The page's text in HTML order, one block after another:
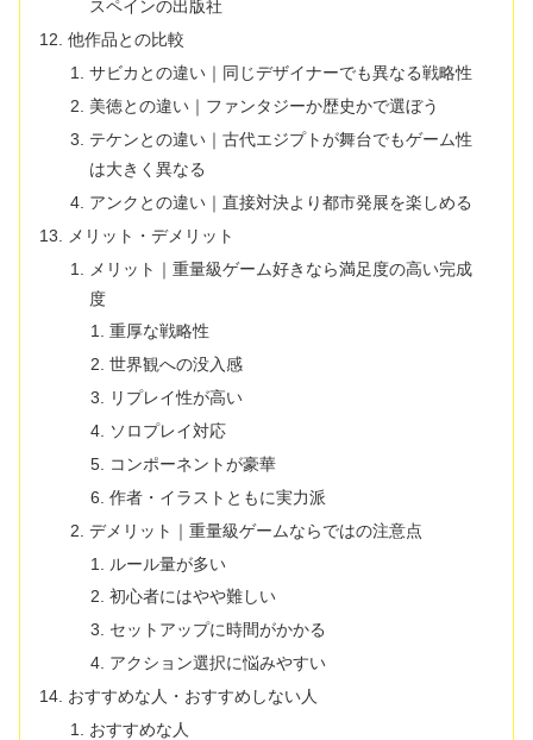
スペインの出版社
他作品との比較
サビカとの違い｜同じデザイナーでも異なる戦略性
美徳との違い｜ファンタジーか歴史かで選ぼう
テケンとの違い｜古代エジプトが舞台でもゲーム性
は大きく異なる
アンクとの違い｜直接対決より都市発展を楽しめる
メリット・デメリット
メリット｜重量級ゲーム好きなら満足度の高い完成
度
重厚な戦略性
世界観への没入感
リプレイ性が高い
ソロプレイ対応
コンポーネントが豪華
作者・イラストともに実力派
デメリット｜重量級ゲームならではの注意点
ルール量が多い
初心者にはやや難しい
セットアップに時間がかかる
アクション選択に悩みやすい
おすすめな人・おすすめしない人
おすすめな人